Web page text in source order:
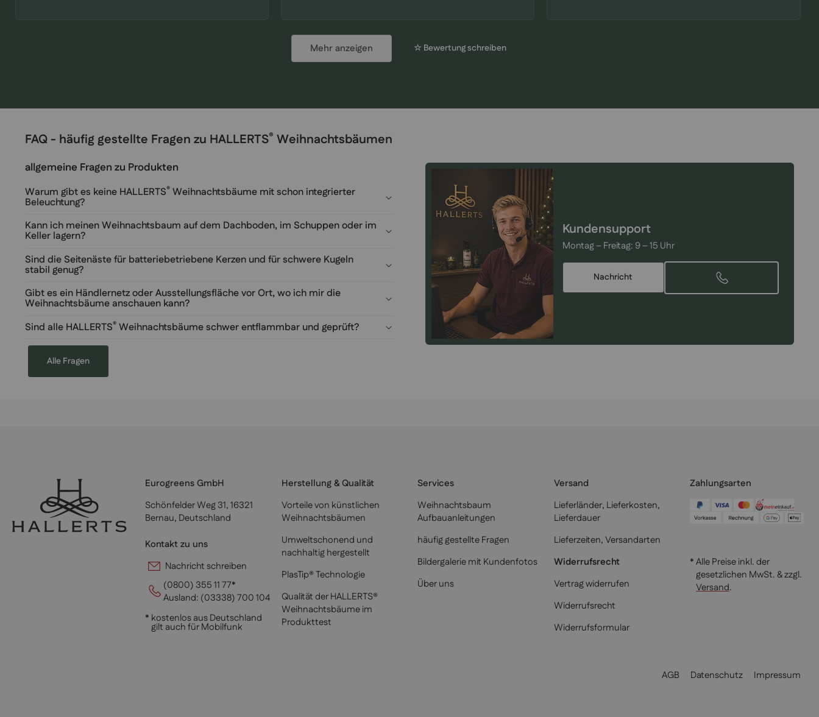
Mehr anzeigen ☆ Bewertung schreiben
FAQ - häufig gestellte Fragen zu HALLERTS® Weihnachtsbäumen
allgemeine Fragen zu Produkten
Warum gibt es keine HALLERTS® Weihnachtsbäume mit schon integrierter
Beleuchtung?
Kann ich meinen Weihnachtsbaum auf dem Dachboden, im Schuppen oder im
Keller lagern?
Sind die Seitenäste für batteriebetriebene Kerzen und für schwere Kugeln
stabil genug?
Gibt es ein Händlernetz oder Ausstellungsfläche vor Ort, wo ich mir die
Weihnachtsbäume anschauen kann?
Sind alle HALLERTS® Weihnachtsbäume schwer entflammbar und geprüft?
Alle Fragen
Kundensupport
Montag – Freitag: 9 – 15 Uhr
Nachricht
Eurogreens GmbH
Schönfelder Weg 31, 16321
Bernau, Deutschland
Kontakt zu uns
Nachricht schreiben
(0800) 355 11 77*
Ausland: (03338) 700 104
* kostenlos aus Deutschland
gilt auch für Mobilfunk
Herstellung & Qualität
Vorteile von künstlichen
Weihnachtsbäumen
Umweltschonend und
nachhaltig hergestellt
PlasTip® Technologie
Qualität der HALLERTS®
Weihnachtsbäume im
Produkttest
Services
Weihnachtsbaum
Aufbauanleitungen
häufig gestellte Fragen
Bildergalerie mit Kundenfotos
Über uns
Versand
Lieferländer, Lieferkosten,
Lieferdauer
Lieferzeiten, Versandarten
Widerrufsrecht
Vertrag widerrufen
Widerrufsrecht
Widerrufsformular
Zahlungsarten
* Alle Preise inkl. der
gesetzlichen MwSt. & zzgl.
Versand.
AGB Datenschutz Impressum